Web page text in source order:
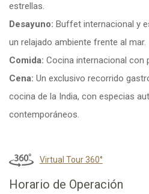
estrellas.
Desayuno: Buffet internacional y
un relajado ambiente frente al mar.
Comida: Cocina internacional con
Cena: Un exclusivo recorrido
cocina de la India, con especias
contemporáneos.
Virtual Tour 360°
Horario de Operación